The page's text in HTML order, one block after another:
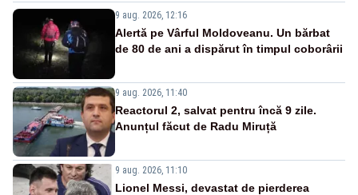
9 aug. 2026, 12:16
Alertă pe Vârful Moldoveanu. Un bărbat
de 80 de ani a dispărut în timpul coborârii
9 aug. 2026, 11:40
Reactorul 2, salvat pentru încă 9 zile.
Anunțul făcut de Radu Miruță
9 aug. 2026, 11:10
Lionel Messi, devastat de pierderea